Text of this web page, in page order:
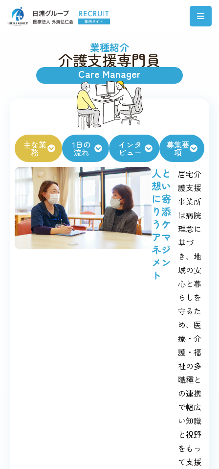
コ
プ
業種紹介
介護支援専門員
Care Manager
主な業
務
1日の
流れ
インタ
ビュー
募集要
項
人と
想い
に寄
り添
うケ
アマ
ネジ
メン
ト
居宅介
護支援
事業所
は病院
理念に
基づ
き、地
域の安
心と暮
らしを
守るた
め、医
療・介
護・福
祉の多
職種と
の連携
で幅広
い知識
と視野
をもっ
て支援